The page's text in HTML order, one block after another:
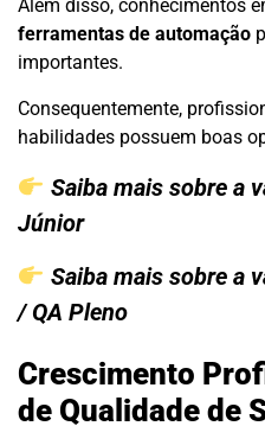
Além disso, conhecimentos
ferramentas de automação
importantes.
Consequentemente,
habilidades possuem boas
Saiba mais sobre a
Júnior
Saiba mais sobre a
/ QA Pleno
Crescimento
de Qualidade de